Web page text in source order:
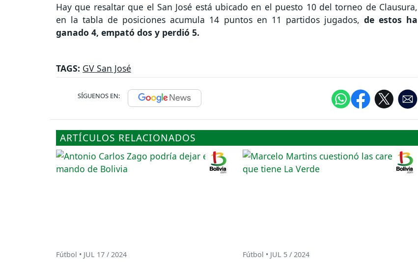
Hay que resaltar que el San José está ubicado en el puesto 10 del torneo de Clausura,
en la tabla de posiciones acumula 14 puntos en 11 partidos jugados, de estos ha
ganado 4, empató dos y perdió 5.
TAGS: GV San José
SÍGUENOS EN:
ARTÍCULOS RELACIONADOS
Fútbol • JUL 17 / 2024 Fútbol • JUL 5 / 2024